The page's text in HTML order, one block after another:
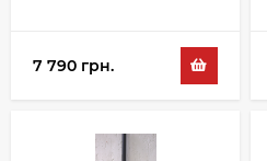
7 790 грн.